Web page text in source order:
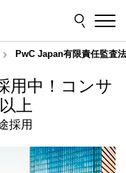
PwC Japan有限責任監査
採用
用中！コンサ
上